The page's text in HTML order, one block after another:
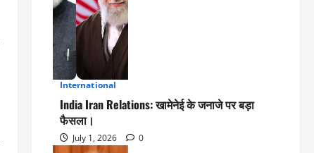
International
India Iran Relations: खामेनेई के जनाजे पर बड़ा
फैसला।
July 1, 2026 0